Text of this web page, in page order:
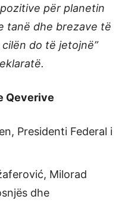
për planetin
tanë dhe brezave të
do të jetojnë”
Qeverive
Presidenti Federal i
Milorad
dhe